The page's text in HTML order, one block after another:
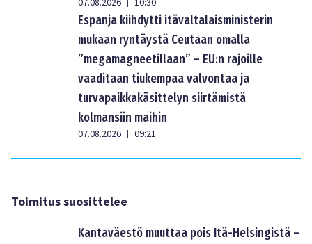
07.08.2026 | 10:30
Espanja kiihdytti itävaltalaisministerin
mukaan ryntäystä Ceutaan omalla
”megamagneetillaan” – EU:n rajoille
vaaditaan tiukempaa valvontaa ja
turvapaikkakäsittelyn siirtämistä
kolmansiin maihin
07.08.2026 | 09:21
Toimitus suosittelee
Kantaväestö muuttaa pois Itä-Helsingistä –